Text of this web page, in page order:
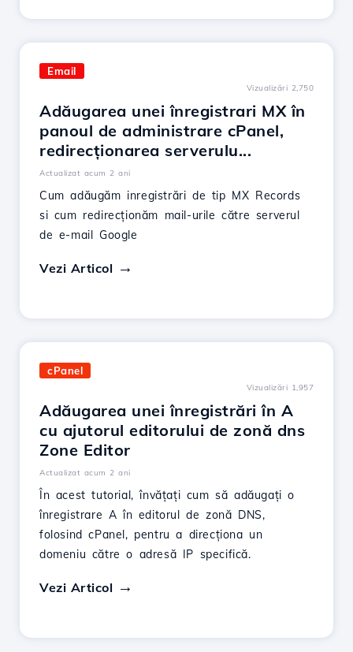
Email
Vizualizări 2,750
Adăugarea unei înregistrari MX în
panoul de administrare cPanel,
redirecționarea serverulu...
Actualizat acum 2 ani
Cum adăugăm inregistrări de tip MX Records
si cum redirecționăm mail-urile către serverul
de e-mail Google
Vezi Articol
cPanel
Vizualizări 1,957
Adăugarea unei înregistrări în A
cu ajutorul editorului de zonă dns
Zone Editor
Actualizat acum 2 ani
În acest tutorial, învățați cum să adăugați o
înregistrare A în editorul de zonă DNS,
folosind cPanel, pentru a direcționa un
domeniu către o adresă IP specifică.
Vezi Articol